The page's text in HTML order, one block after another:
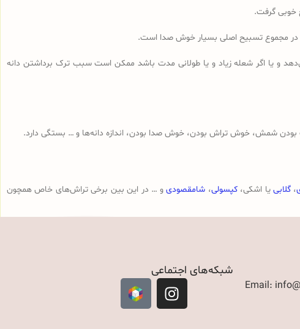
خوبی گرفت.
در مجموع تسبیح اصلی بسیار خوش صدا است.
و یا اگر شعله زیاد و یا طولانی مدت باشد ممکن است سبب ترک برداشتن دانه
شمش، خوش تراش بودن، خوش صدا بودن، اندازه دانه‌ها و … بستگی دارد.
، گلابی یا اشکی،کپسولی، شامقصودیو … در این بین برخی تراش‌های خاص همچون
Email:
شبکه‌های اجتماعی